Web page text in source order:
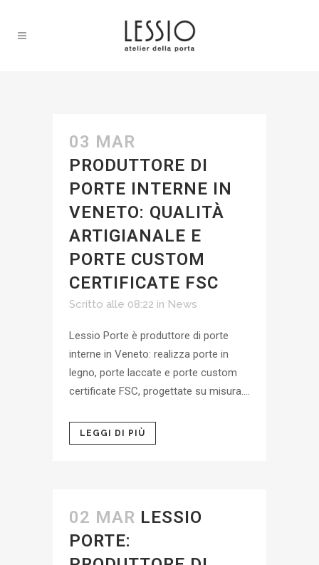
03 MAR
PRODUTTORE DI
PORTE INTERNE IN
VENETO: QUALITÀ
ARTIGIANALE E
PORTE CUSTOM
CERTIFICATE FSC
Scritto alle 08:22 in News
Lessio Porte è produttore di porte
interne in Veneto: realizza porte in
legno, porte laccate e porte custom
certificate FSC, progettate su misura....
LEGGI DI PIÙ
02 MAR LESSIO
PORTE: